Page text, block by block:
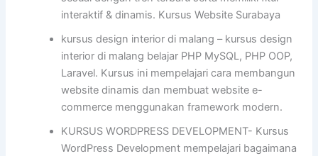
interaktif & dinamis. Kursus Website Surabaya
kursus design interior di malang – kursus design
interior di malang belajar PHP MySQL, PHP OOP,
Laravel. Kursus ini mempelajari cara membangun
website dinamis dan membuat website e-
commerce menggunakan framework modern.
KURSUS WORDPRESS DEVELOPMENT- Kursus
WordPress Development mempelajari bagaimana